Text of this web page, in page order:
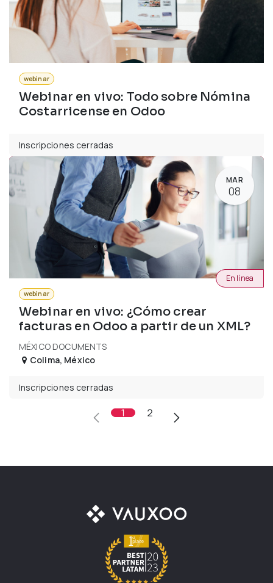
webinar
Webinar en vivo: Todo sobre Nómina
Costarricense en Odoo
Inscripciones cerradas
MAR
08
webinar
Webinar en vivo: ¿Cómo crear
facturas en Odoo a partir de un XML?
MÉXICO DOCUMENTS
En línea
Colima, México
Inscripciones cerradas
1 2